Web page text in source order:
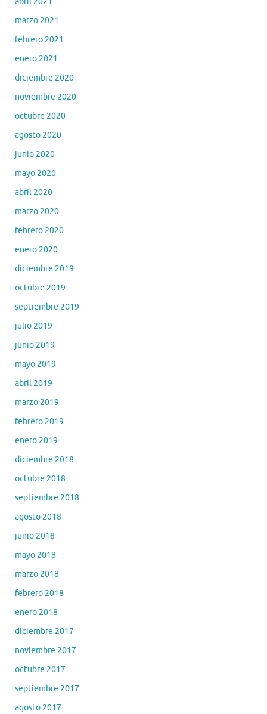
marzo 2021
febrero 2021
enero 2021
diciembre 2020
noviembre 2020
octubre 2020
agosto 2020
junio 2020
mayo 2020
abril 2020
marzo 2020
febrero 2020
enero 2020
diciembre 2019
octubre 2019
septiembre 2019
julio 2019
junio 2019
mayo 2019
abril 2019
marzo 2019
febrero 2019
enero 2019
diciembre 2018
octubre 2018
septiembre 2018
agosto 2018
junio 2018
mayo 2018
marzo 2018
febrero 2018
enero 2018
diciembre 2017
noviembre 2017
octubre 2017
septiembre 2017
agosto 2017